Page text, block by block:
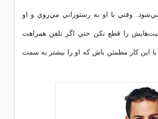
وقتي با او به رستوراني مي‌روي و او
را قطع نكن حتي اگر تلفن همراهت
اين كار مطمئن باش كه او را بيشتر به سمت